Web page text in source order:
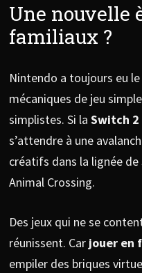
Une nouvelle
familiaux ?
Nintendo a toujours eu
mécaniques de jeu
simplistes. Si la Switch 2
s’attendre à une
créatifs dans la lignée de
Animal Crossing.
Des jeux qui ne se
réunissent. Car jouer en
empiler des briques